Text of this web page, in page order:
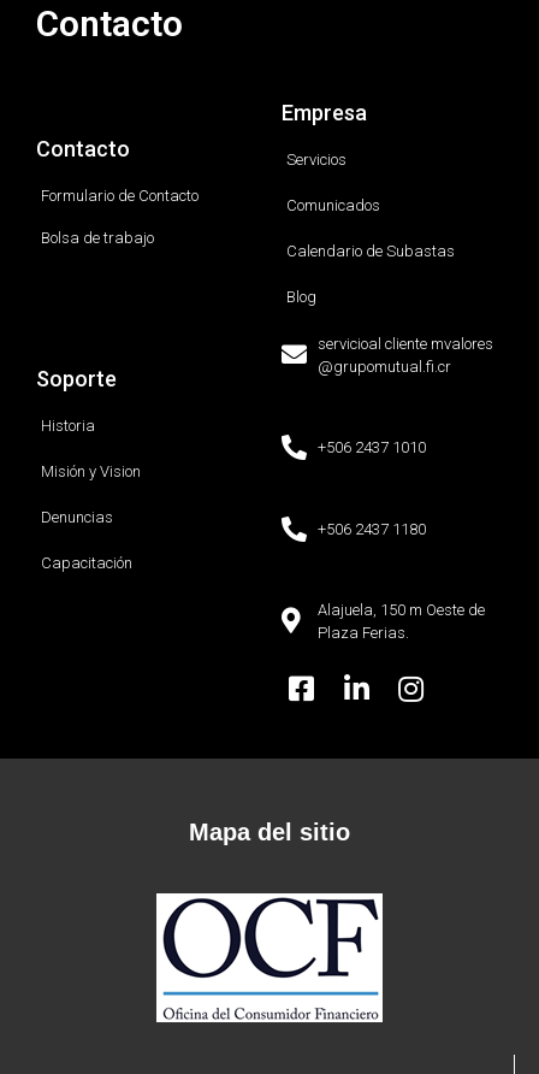
Contacto
Contacto
Formulario de Contacto
Bolsa de trabajo
Empresa
Servicios
Comunicados
Calendario de Subastas
Blog
Soporte
Historia
Misión y Vision
Denuncias
Capacitación
servicioal cliente mvalores
@grupomutual.fi.cr
+506 2437 1010
+506 2437 1180
Alajuela, 150 m Oeste de
Plaza Ferias.
Mapa del sitio